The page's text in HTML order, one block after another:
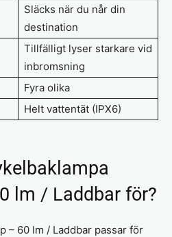
Släcks när du når din
destination
Tillfälligt lyser starkare vid
inbromsning
Fyra olika
Helt vattentät (IPX6)
lm / Laddbar för?
– 60 lm / Laddbar passar för